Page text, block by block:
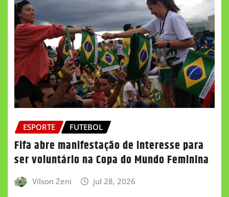
ESPORTE FUTEBOL
Fifa abre manifestação de interesse para
ser voluntário na Copa do Mundo Feminina
Vilson Zeni jul 28, 2026